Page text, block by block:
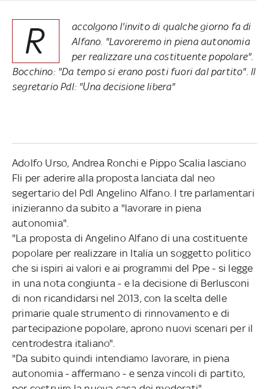
R
accolgono l'invito di qualche giorno fa di
Alfano. "Lavoreremo in piena autonomia
per realizzare una costituente popolare".
Bocchino: "Da tempo si erano posti fuori dal partito". Il
segretario Pdl: "Una decisione libera"
Adolfo Urso, Andrea Ronchi e Pippo Scalia lasciano
Fli per aderire alla proposta lanciata dal neo
segertario del Pdl Angelino Alfano. I tre parlamentari
inizieranno da subito a "lavorare in piena
autonomia".
"La proposta di Angelino Alfano di una costituente
popolare per realizzare in Italia un soggetto politico
che si ispiri ai valori e ai programmi del Ppe - si legge
in una nota congiunta - e la decisione di Berlusconi
di non ricandidarsi nel 2013, con la scelta delle
primarie quale strumento di rinnovamento e di
partecipazione popolare, aprono nuovi scenari per il
centrodestra italiano".
"Da subito quindi intendiamo lavorare, in piena
autonomia - affermano - e senza vincoli di partito,